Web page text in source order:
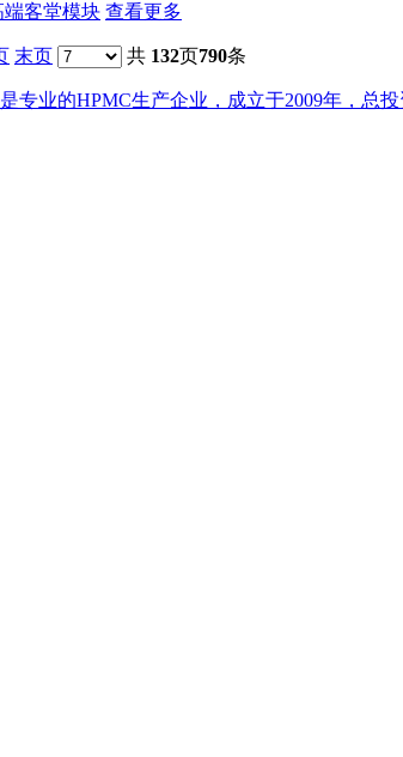
端客堂模块 查看更多
末页 共 132页790条
专业的HPMC生产企业，成立于2009年，总投